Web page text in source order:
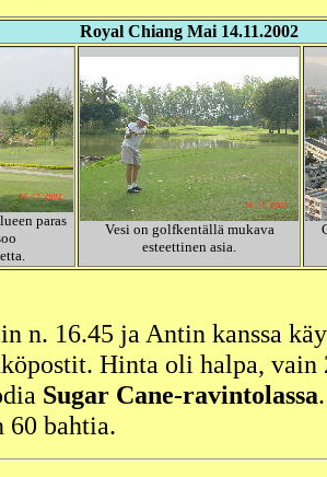
Royal Chiang Mai 14.11.2002
paras
Vesi on golfkentällä mukava
esteettinen asia.
n. 16.45 ja Antin kanssa
Hinta oli halpa,
Sugar Cane-ravintolassa
60 bahtia.